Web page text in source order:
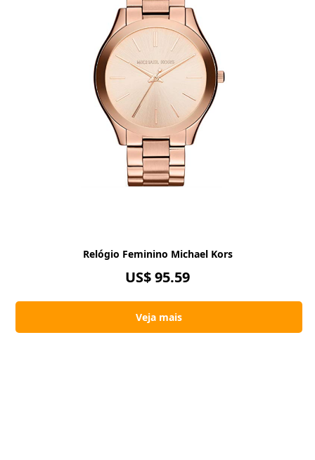
Relógio Feminino Michael Kors
US$ 95.59
Veja mais